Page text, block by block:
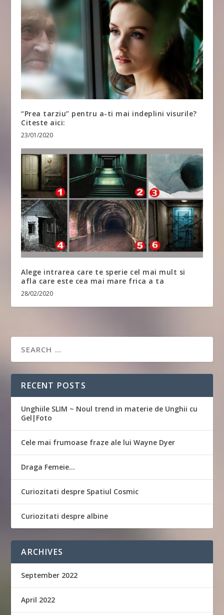
“Prea tarziu” pentru a-ti mai indeplini visurile?
Citeste aici:
23/01/2020
Alege intrarea care te sperie cel mai mult si
afla care este cea mai mare frica a ta
28/02/2020
RECENT POSTS
Unghiile SLIM ~ Noul trend in materie de Unghii cu
Gel|Foto
Cele mai frumoase fraze ale lui Wayne Dyer
Draga Femeie…
Curiozitati despre Spatiul Cosmic
Curiozitati despre albine
ARCHIVES
September 2022
April 2022